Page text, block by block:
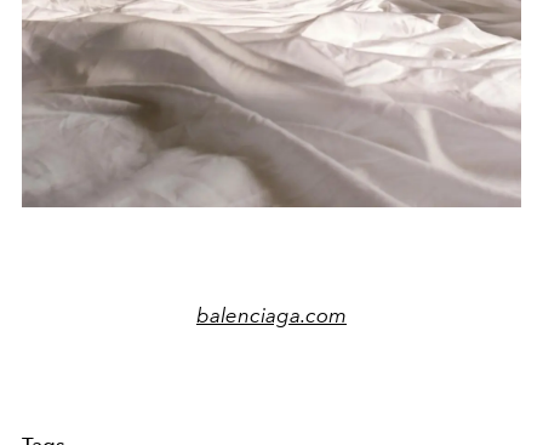
balenciaga.com